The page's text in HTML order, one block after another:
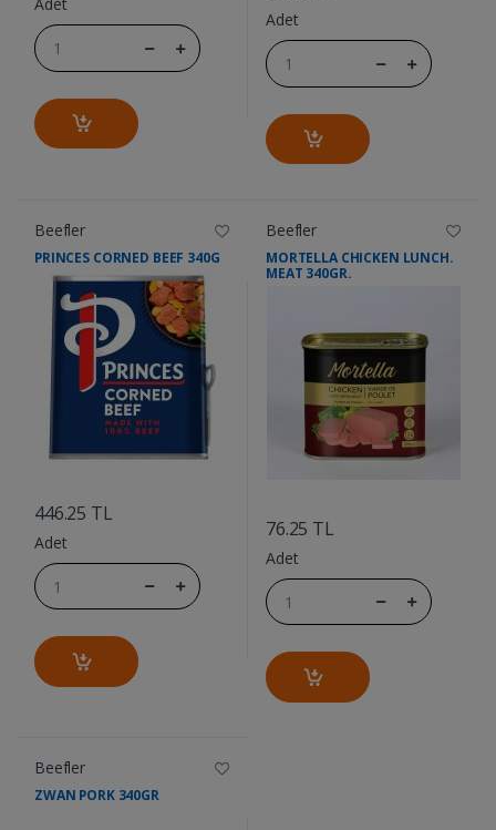
Adet
Beefler
PRINCES CORNED BEEF 340G
446.25 TL
Adet
Beefler
MORTELLA CHICKEN LUNCH.
MEAT 340GR.
76.25 TL
Adet
Beefler
ZWAN PORK 340GR